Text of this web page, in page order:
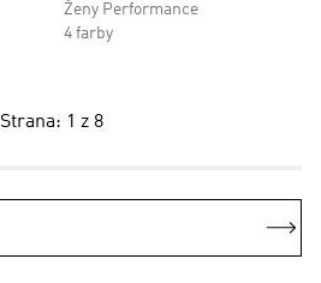
Ženy Performance
4 farby
Strana: 1 z 8